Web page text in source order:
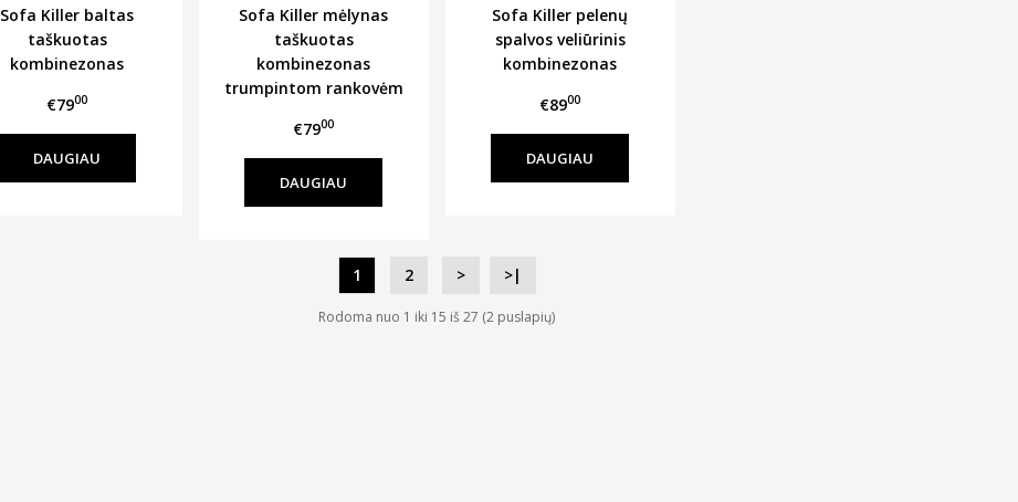
Sofa Killer baltas
taškuotas
kombinezonas
€7900
DAUGIAU
Sofa Killer mėlynas
taškuotas
kombinezonas
trumpintom rankovėm
€7900
DAUGIAU
Sofa Killer pelenų
spalvos veliūrinis
kombinezonas
€8900
DAUGIAU
1 2 > >|
Rodoma nuo 1 iki 15 iš 27 (2 puslapių)